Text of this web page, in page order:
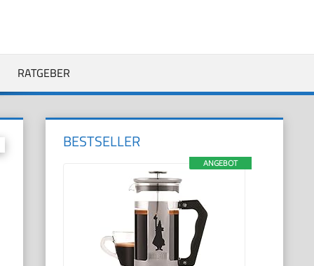
RATGEBER
BESTSELLER
ANGEBOT